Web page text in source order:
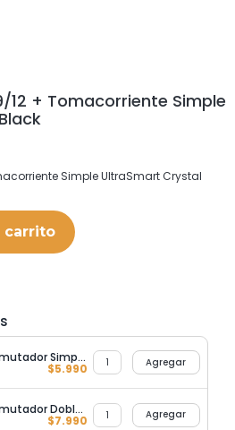
12 + Tomacorriente Simple
Simple UltraSmart Crystal
carrito
Interruptor Conmutador Simple 9/24 Ultrasmart Crystal Black
$5.990 Agregar
Interruptor Conmutador Doble 9/24 Ultrasmart Crystal Black
$7.990 Agregar